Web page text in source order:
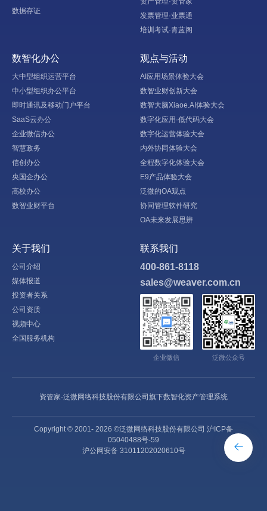
数据存证
发票管理·业票通
培训考试·青蓝阁
数智化办公
大中型组织运营平台
中小型组织办公平台
即时通讯及移动门户平台
SaaS云办公
企业微信办公
智慧政务
信创办公
央国企办公
高校办公
数智业财平台
观点与活动
AI应用场景体验大会
数智业财创新大会
数智大脑Xiaoe.AI体验大会
数字化应用·低代码大会
数字化运营体验大会
内外协同体验大会
全程数字化体验大会
E9产品体验大会
泛微的OA观点
协同管理软件研究
OA未来发展思辨
关于我们
公司介绍
媒体报道
投资者关系
公司资质
视频中心
全国服务机构
联系我们
400-861-8118
sales@weaver.com.cn
企业微信 泛微公众号
资管家-泛微网络科技股份有限公司旗下数智化资产管理系统
Copyright © 2001- 2026 ©泛微网络科技股份有限公司 沪ICP备
05040488号-59
沪公网安备 31011202020610号